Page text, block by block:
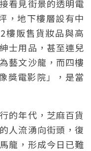
看見街景的透明電
，地下樓層設有中
樓販售貨妝品與高
士用品，甚至連兒
藝文沙龍，而四樓
獎電影院」，是當
的年代，芝麻百貨
人流湧向街頭，復
龍，形成今日已難